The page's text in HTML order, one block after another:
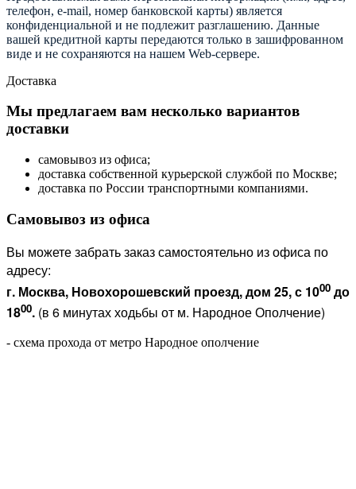
телефон, e-mail, номер банковской карты) является
конфиденциальной и не подлежит разглашению. Данные
вашей кредитной карты передаются только в зашифрованном
виде и не сохраняются на нашем Web-сервере.
Доставка
Мы предлагаем вам несколько вариантов
доставки
самовывоз из офиса;
доставка собственной курьерской службой по Москве;
доставка по России транспортными компаниями.
Самовывоз из офиса
Вы можете забрать заказ самостоятельно из офиса по
адресу:
г. Москва, Новохорошевский проезд, дом 25, с 1000 до
1800. (в 6 минутах ходьбы от м. Народное Ополчение)
- схема прохода от метро Народное ополчение